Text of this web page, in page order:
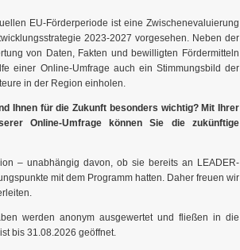
EU-Förderperiode ist eine Zwischenevaluierung
2023-2027 vorgesehen. Neben der
von Daten, Fakten und bewilligten Fördermitteln
einer Online-Umfrage auch ein Stimmungsbild der
in der Region einholen.
Ihnen für die Zukunft besonders wichtig? Mit Ihrer
Online-Umfrage können Sie die zukünftige
– unabhängig davon, ob sie bereits an LEADER-
mit dem Programm hatten. Daher freuen wir
werden anonym ausgewertet und fließen in die
bis 31.08.2026 geöffnet.